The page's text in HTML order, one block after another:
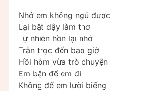
Nhớ em không ngủ được
Lại bật dậy làm thơ
Tự nhiên hồn lại nhớ
Trằn trọc đến bao giờ
Hồi hôm vừa trò chuyện
Em bận để em đi
Không để em lười biếng